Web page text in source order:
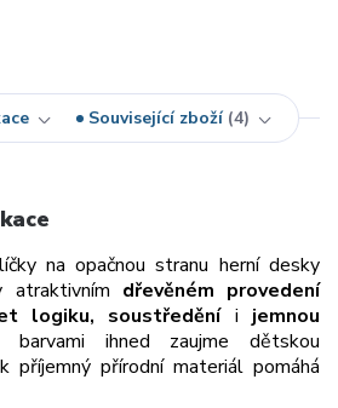
Související zboží 4
na opačnou stranu herní desky
atraktivním dřevěném provedení
logiku, soustředění ijemnou
ihned zaujme dětskou
příjemný přírodní materiál pomáhá